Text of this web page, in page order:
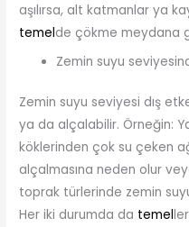
aşılırsa, alt katmanlar ya
temelde çökme meydana
Zemin suyu
Zemin suyu seviyesi dış
ya da alçalabilir. Örneğin:
köklerinden çok su çeken
alçalmasına neden olur
toprak türlerinde zemin
Her iki durumda da temel